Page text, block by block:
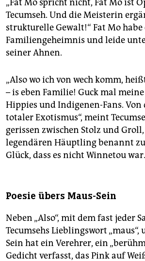
„Fat Mo spricht nicht, Fat Mo ist
Tecumseh. Und die Meisterin
strukturelle Gewalt!“ Fat Mo
Familiengeheimnis und leide
seiner Ahnen.
„Also wo ich von wech komm,
– is eben Familie! Guck mal
Hippies und Indigenen-Fans.
totaler Exotismus“, meint
gerissen zwischen Stolz und
legendären Häuptling benannt zu
Glück, dass es nicht Winnetou
Poesie übers Maus-Sein
Neben „Also“, mit dem fast jeder
Tecumsehs Lieblingswort „maus“,
Sein hat ein Verehrer, ein
Gedicht verfasst, das Pink auf